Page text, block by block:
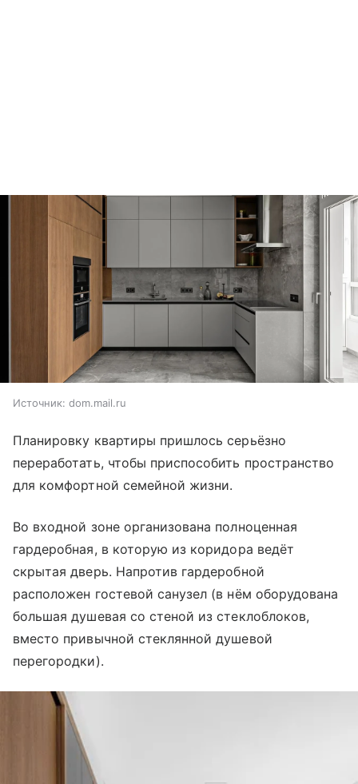
Источник: dom.mail.ru
Планировку квартиры пришлось серьёзно
переработать, чтобы приспособить пространство
для комфортной семейной жизни.
Во входной зоне организована полноценная
гардеробная, в которую из коридора ведёт
скрытая дверь. Напротив гардеробной
расположен гостевой санузел (в нём оборудована
большая душевая со стеной из стеклоблоков,
вместо привычной стеклянной душевой
перегородки).